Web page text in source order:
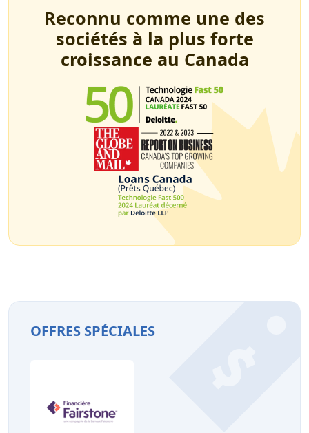
Reconnu comme une des
sociétés à la plus forte
croissance au Canada
OFFRES SPÉCIALES